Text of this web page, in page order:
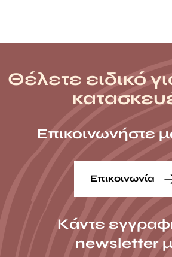
Θέλετε ειδικό
Επικοινωνήστε
Επικοινωνία
Κάντε
newsletter